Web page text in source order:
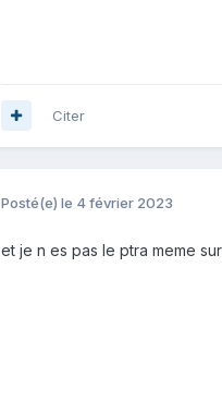
Citer
Posté(e) le 4 février 2023
et je n es pas le ptra meme